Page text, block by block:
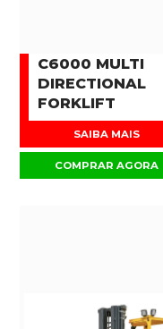
C6000 MULTI
DIRECTIONAL
FORKLIFT
SAIBA MAIS
COMPRAR AGORA